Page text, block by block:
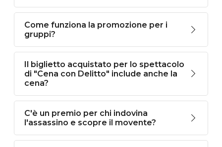
Come funziona la promozione per i
gruppi?
Il biglietto acquistato per lo spettacolo
di "Cena con Delitto" include anche la
cena?
C'è un premio per chi indovina
l'assassino e scopre il movente?